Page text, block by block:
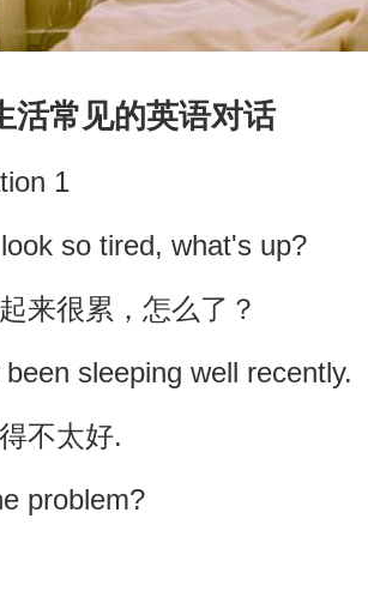
活常见的英语对话
1
so tired, what's up?
来很累，怎么了？
sleeping well recently.
不太好.
problem?